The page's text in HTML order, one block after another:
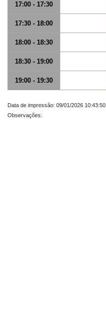
17:00 - 17:30
17:30 - 18:00
18:00 - 18:30
18:30 - 19:00
19:00 - 19:30
Data de impressão: 09/01/2026 10:43:50
Observações: